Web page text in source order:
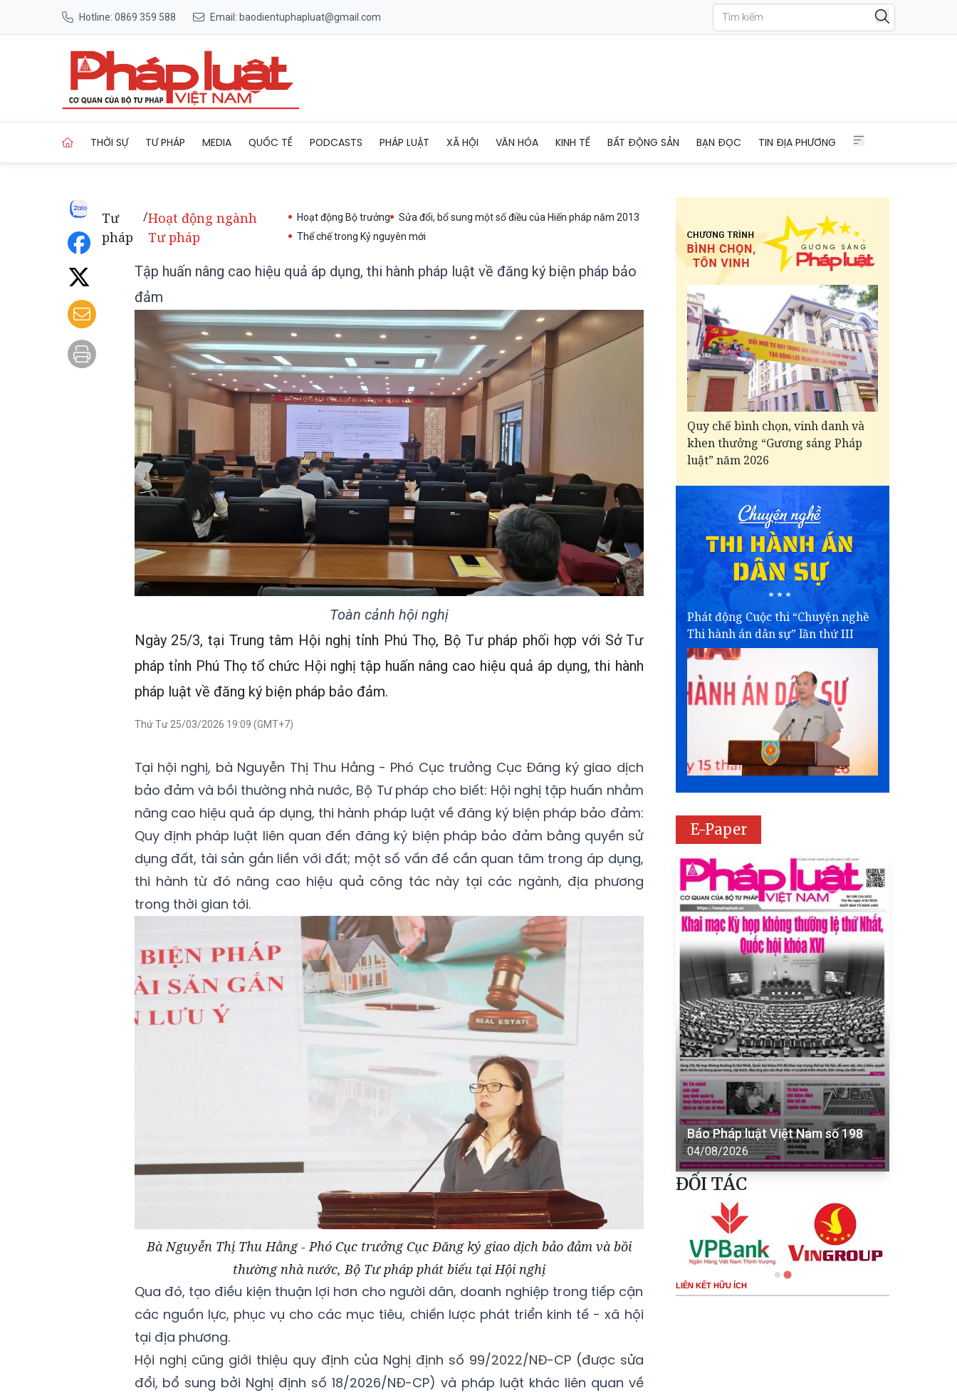
Hotline: 0869 359 588 Email: baodientuphapluat@gmail.com
THỜI SỰ TƯ PHÁP MEDIA QUỐC TẾ PODCASTS PHÁP LUẬT XÃ HỘI VĂN HÓA KINH TẾ BẤT ĐỘNG SẢN BẠN ĐỌC TIN ĐỊA PHƯƠNG
Tư
pháp
/Hoạt động ngành
Tư pháp
Hoạt động Bộ trưởng
Sửa đổi, bổ sung một số điều của Hiến pháp năm 2013
Thể chế trong Kỷ nguyên mới
Tập huấn nâng cao hiệu quả áp dụng, thi hành pháp luật về đăng ký biện pháp bảo
đảm
Toàn cảnh hội nghị
Ngày 25/3, tại Trung tâm Hội nghị tỉnh Phú Thọ, Bộ Tư pháp phối hợp với Sở Tư
pháp tỉnh Phú Thọ tổ chức Hội nghị tập huấn nâng cao hiệu quả áp dụng, thi hành
pháp luật về đăng ký biện pháp bảo đảm.
Thứ Tư 25/03/2026 19:09 (GMT+7)
Tại hội nghị, bà Nguyễn Thị Thu Hằng - Phó Cục trưởng Cục Đăng ký giao dịch
bảo đảm và bồi thường nhà nước, Bộ Tư pháp cho biết: Hội nghị tập huấn nhằm
nâng cao hiệu quả áp dụng, thi hành pháp luật về đăng ký biện pháp bảo đảm:
Quy định pháp luật liên quan đến đăng ký biện pháp bảo đảm bằng quyền sử
dụng đất, tài sản gắn liền với đất; một số vấn đề cần quan tâm trong áp dụng,
thi hành từ đó nâng cao hiệu quả công tác này tại các ngành, địa phương
trong thời gian tới.
Bà Nguyễn Thị Thu Hằng - Phó Cục trưởng Cục Đăng ký giao dịch bảo đảm và bồi
thường nhà nước, Bộ Tư pháp phát biểu tại Hội nghị
Qua đó, tạo điều kiện thuận lợi hơn cho người dân, doanh nghiệp trong tiếp cận
các nguồn lực, phục vụ cho các mục tiêu, chiến lược phát triển kinh tế - xã hội
tại địa phương.
Hội nghị cũng giới thiệu quy định của Nghị định số 99/2022/NĐ-CP (được sửa
đổi, bổ sung bởi Nghị định số 18/2026/NĐ-CP) và pháp luật khác liên quan về
Quy chế bình chọn, vinh danh và
khen thưởng “Gương sáng Pháp
luật” năm 2026
Phát động Cuộc thi “Chuyện nghề
Thi hành án dân sự” lần thứ III
E-Paper
Báo Pháp luật Việt Nam số 198
04/08/2026
ĐỐI TÁC
LIÊN KẾT HỮU ÍCH